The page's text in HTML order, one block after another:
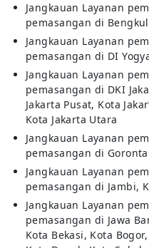
Jangkauan Layanan
pemasangan di
Jangkauan Layanan
pemasangan di DI
Jangkauan Layanan
pemasangan di DKI
Jakarta Pusat, Kota
Kota Jakarta Utara
Jangkauan Layanan
pemasangan di
Jangkauan Layanan
pemasangan di Jambi,
Jangkauan Layanan
pemasangan di Jawa
Kota Bekasi, Kota